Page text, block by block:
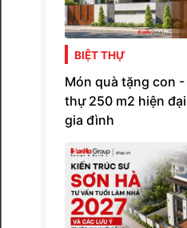
BIỆT THỰ
Món quà tặng con
thự 250 m2 hiện
gia đình